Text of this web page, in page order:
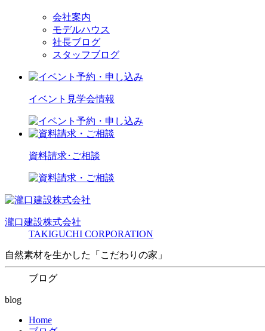
会社案内
モデルハウス
社長ブログ
スタッフブログ
イベント見学会情報
資料請求･ご相談
瀧口建設株式会社
TAKIGUCHI CORPORATION
自然素材を生かした「こだわりの家」
ブログ
blog
Home